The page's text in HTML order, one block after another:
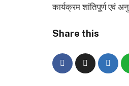
कार्यक्रम शांतिपूर्ण एवं
Share this